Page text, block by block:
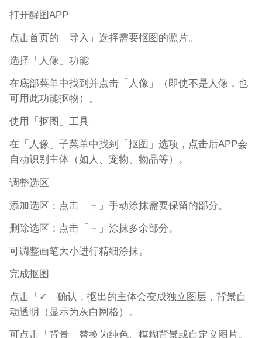
打开醒图APP
点击首页的「导入」选择需要抠图的照片。
选择「人像」功能
在底部菜单中找到并点击「人像」（即使不是人像，也
可用此功能抠物）。
使用「抠图」工具
在「人像」子菜单中找到「抠图」选项，点击后APP会
自动识别主体（如人、宠物、物品等）。
调整选区
添加选区：点击「＋」手动涂抹需要保留的部分。
删除选区：点击「－」涂抹多余部分。
可调整画笔大小进行精细涂抹。
完成抠图
点击「✓」确认，抠出的主体会变成独立图层，背景自
动透明（显示为灰白网格）。
可点击「背景」替换为纯色、模糊背景或自定义图片。